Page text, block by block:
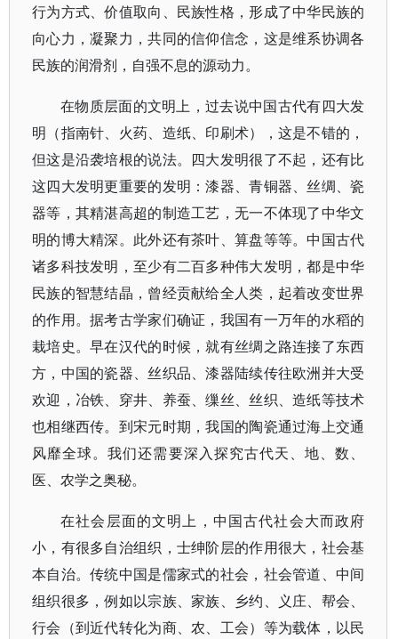
行为方式、价值取向、民族性格，形成了中华民族的
向心力，凝聚力，共同的信仰信念，这是维系协调各
民族的润滑剂，自强不息的源动力。
在物质层面的文明上，过去说中国古代有四大发
明（指南针、火药、造纸、印刷术），这是不错的，
但这是沿袭培根的说法。四大发明很了不起，还有比
这四大发明更重要的发明：漆器、青铜器、丝绸、瓷
器等，其精湛高超的制造工艺，无一不体现了中华文
明的博大精深。此外还有茶叶、算盘等等。中国古代
诸多科技发明，至少有二百多种伟大发明，都是中华
民族的智慧结晶，曾经贡献给全人类，起着改变世界
的作用。据考古学家们确证，我国有一万年的水稻的
栽培史。早在汉代的时候，就有丝绸之路连接了东西
方，中国的瓷器、丝织品、漆器陆续传往欧洲并大受
欢迎，冶铁、穿井、养蚕、缫丝、丝织、造纸等技术
也相继西传。到宋元时期，我国的陶瓷通过海上交通
风靡全球。我们还需要深入探究古代天、地、数、
医、农学之奥秘。
在社会层面的文明上，中国古代社会大而政府
小，有很多自治组织，士绅阶层的作用很大，社会基
本自治。传统中国是儒家式的社会，社会管道、中间
组织很多，例如以宗族、家族、乡约、义庄、帮会、
行会（到近代转化为商、农、工会）等为载体，以民